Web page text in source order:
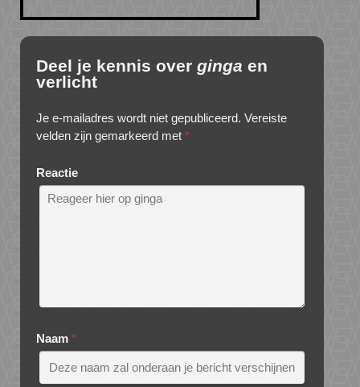
Deel je kennis over ginga en
verlicht
Je e-mailadres wordt niet gepubliceerd. Vereiste
velden zijn gemarkeerd met *
Reactie
Naam *